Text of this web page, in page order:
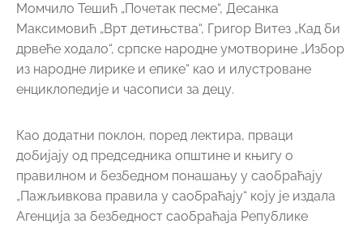
Момчило Тешић „Почетак песме“, Десанка
Максимовић „Врт детињства“, Григор Витез „Кад би
дрвеће ходало“, српске народне умотворине „Избор
из народне лирике и епике“ као и илустроване
енциклопедије и часописи за децу.
Као додатни поклон, поред лектира, прваци
добијају од председника општине и књигу о
правилном и безбедном понашању у саобраћају
„Пажљивкова правила у саобраћају“ коју је издала
Агенција за безбедност саобраћаја Републике